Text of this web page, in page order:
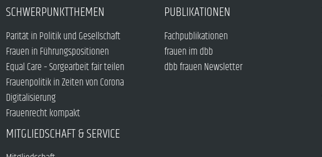
SCHWERPUNKTTHEMEN
Parität in Politik und Gesellschaft
Frauen in Führungspositionen
Equal Care – Sorgearbeit fair teilen
Frauenpolitik in Zeiten von Corona
Digitalisierung
Frauenrecht kompakt
PUBLIKATIONEN
Fachpublikationen
frauen im dbb
dbb frauen Newsletter
MITGLIEDSCHAFT & SERVICE